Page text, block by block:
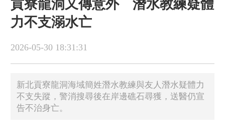
貢寮龍洞又傳意外 潛水教練疑體
力不支溺水亡
2026-05-30 18:31:31
新北貢寮龍洞海域簡姓潛水教練與友人潛水疑體力
不支失蹤，警消搜尋後在岸邊礁石尋獲，送醫仍宣
告不治身亡。